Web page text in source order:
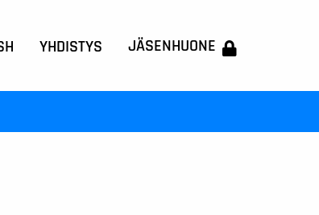
YHDISTYS JÄSENHUONE